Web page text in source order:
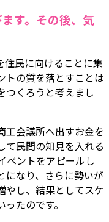
ます。その後、気
住民に向けることに集
トの質を落とすことは
つくろうと考えまし
工会議所へ出すお金を
て民間の知見を入れる
ベントをアピールし
になり、さらに勢いが
やし、結果としてスケ
たのです。